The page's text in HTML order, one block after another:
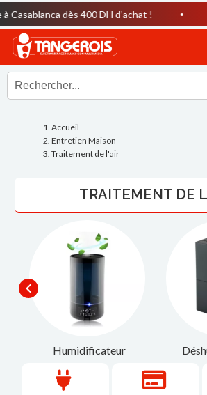
dès 400 DH d’achat !
Accueil
Entretien Maison
Traitement de l'air
TRAITEMENT DE
Humidificateur